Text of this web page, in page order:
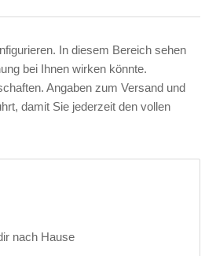
In diesem Bereich sehen
bei Ihnen wirken könnte.
Angaben zum Versand und
damit Sie jederzeit den vollen
nach Hause